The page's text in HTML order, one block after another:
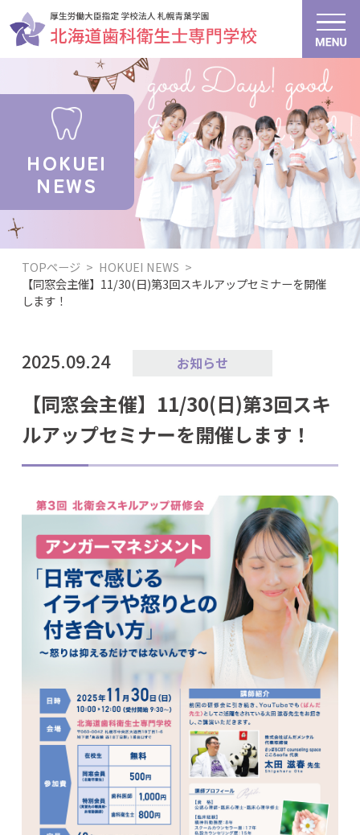
HOKUEI
NEWS
TOPページ > HOKUEI NEWS >
【同窓会主催】11/30(日)第3回スキルアップセミナーを開催
します！
2025.09.24 お知らせ
【同窓会主催】11/30(日)第3回スキ
ルアップセミナーを開催します！